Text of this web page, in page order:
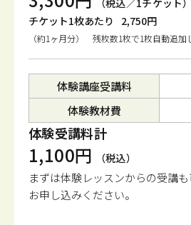
（税込／1チケット）
チケット1枚あたり
2,750円
（約1ヶ月分） 残枚数1枚で1枚自動追加
体験講座受講料
体験教材費
体験受講料計
1,100円 （税込）
まずは体験レッスンからの受講も
お申し込みください。